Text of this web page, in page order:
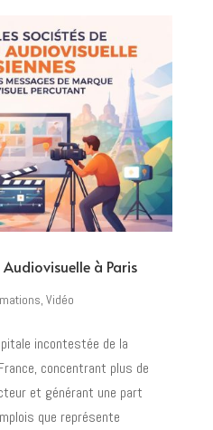
à Paris
, Vidéo
incontestée de la
concentrant plus de
et générant une part
que représente